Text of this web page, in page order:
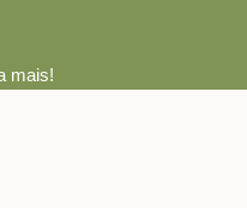
mais!